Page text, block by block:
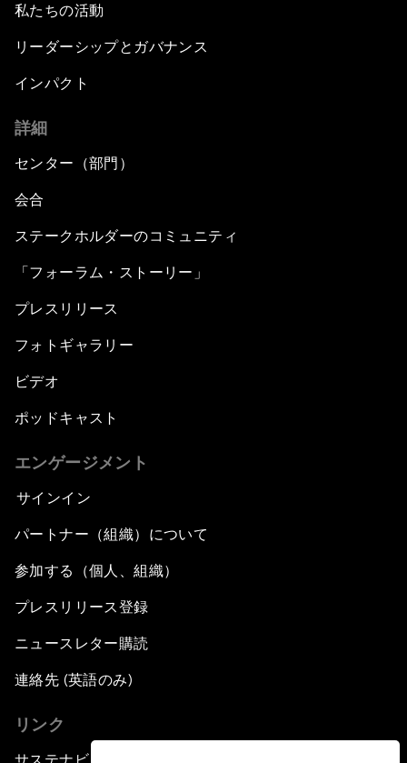
私たちの活動
リーダーシップとガバナンス
インパクト
詳細
センター（部門）
会合
ステークホルダーのコミュニティ
「フォーラム・ストーリー」
プレスリリース
フォトギャラリー
ビデオ
ポッドキャスト
エンゲージメント
サインイン
パートナー（組織）について
参加する（個人、組織）
プレスリリース登録
ニュースレター購読
連絡先 (英語のみ)
リンク